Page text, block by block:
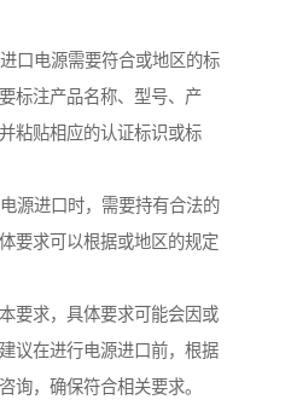
口电源需要符合或地区的标
标注产品名称、型号、产
粘贴相应的认证标识或标
源进口时，需要持有合法的
要求可以根据或地区的规定
要求，具体要求可能会因或
议在进行电源进口前，根据
询，确保符合相关要求。